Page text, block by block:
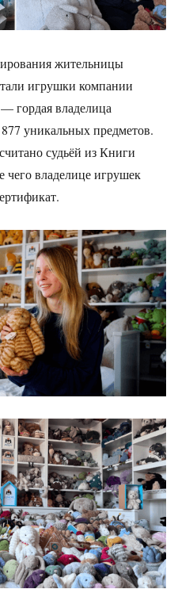
жительницы
игрушки компании
гордая владелица
уникальных предметов.
судьёй из Книги
чего владелице игрушек